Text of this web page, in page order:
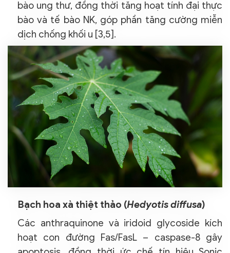
bào ung thư, đồng thời tăng hoạt tính đại thực
bào và tế bào NK, góp phần tăng cường miễn
dịch chống khối u [3,5].
Bạch hoa xà thiệt thảo (Hedyotis diffusa)
Các anthraquinone và iridoid glycoside kích
hoạt con đường Fas/FasL – caspase-8 gây